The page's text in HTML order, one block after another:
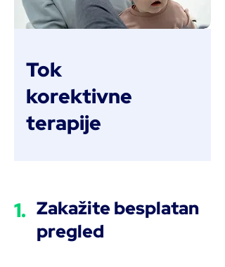
Tok
korektivne
terapije
1. Zakažite besplatan
pregled